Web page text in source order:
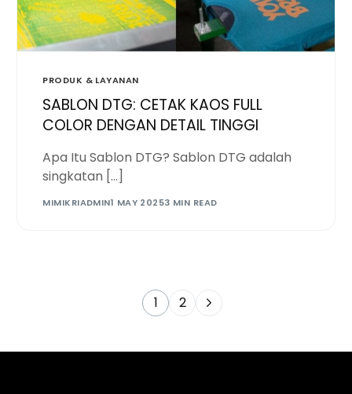
PRODUK & LAYANAN
SABLON DTG: CETAK KAOS FULL
COLOR DENGAN DETAIL TINGGI
Apa Itu Sablon DTG? Sablon DTG adalah
singkatan […]
MIMIKRIADMIN1 MAY 20253 MIN READ
1 2